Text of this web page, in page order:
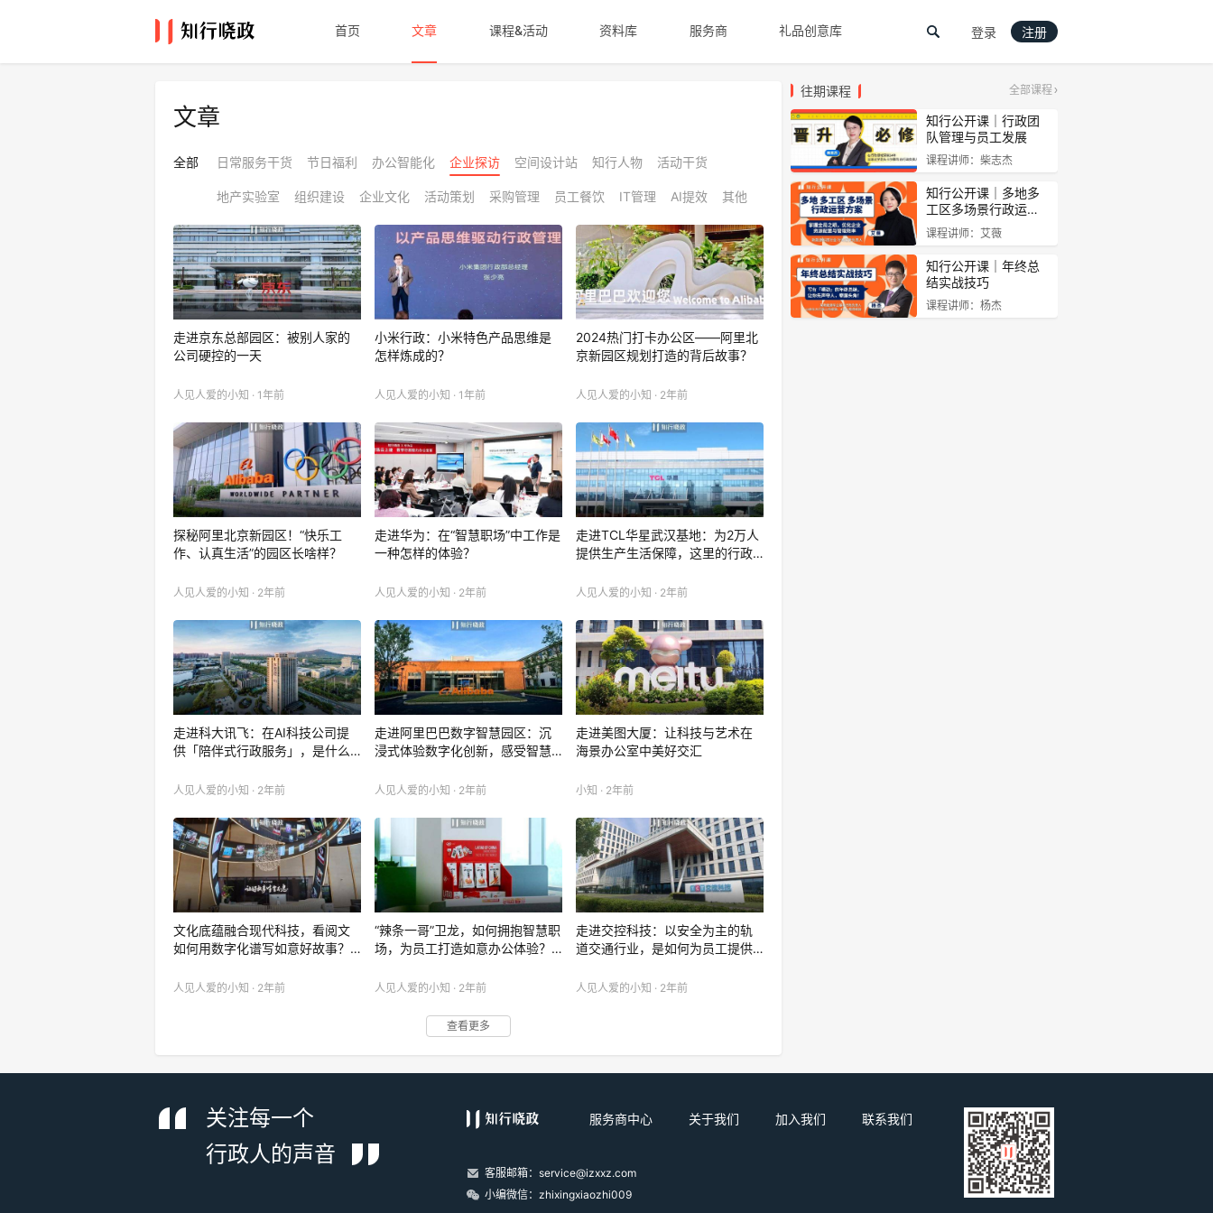
首页 文章 课程&活动 资料库 服务商 礼品创意库 登录 注册
文章
全部 日常服务干货 节日福利 办公智能化 企业探访 空间设计站 知行人物 活动干货
地产实验室 组织建设 企业文化 活动策划 采购管理 员工餐饮 IT管理 AI提效 其他
走进京东总部园区：被别人家的
公司硬控的一天
人见人爱的小知 · 1年前
小米行政：小米特色产品思维是
怎样炼成的？
人见人爱的小知 · 1年前
2024热门打卡办公区——阿里北
京新园区规划打造的背后故事？
人见人爱的小知 · 2年前
探秘阿里北京新园区！“快乐工
作、认真生活”的园区长啥样？
人见人爱的小知 · 2年前
走进华为：在“智慧职场”中工作是
一种怎样的体验？
人见人爱的小知 · 2年前
​走进TCL华星武汉基地：为2万人
提供生产生活保障，这里的行政…
人见人爱的小知 · 2年前
走进科大讯飞：在AI科技公司提
供「陪伴式行政服务」，是什么…
人见人爱的小知 · 2年前
走进阿里巴巴数字智慧园区：沉
浸式体验数字化创新，感受智慧…
人见人爱的小知 · 2年前
走进美图大厦：让科技与艺术在
海景办公室中美好交汇
小知 · 2年前
文化底蕴融合现代科技，看阅文
如何用数字化谱写如意好故事？…
人见人爱的小知 · 2年前
“辣条一哥”卫龙，如何拥抱智慧职
场，为员工打造如意办公体验？…
人见人爱的小知 · 2年前
走进交控科技：以安全为主的轨
道交通行业，是如何为员工提供…
人见人爱的小知 · 2年前
查看更多
往期课程 全部课程
知行公开课｜行政团
队管理与员工发展
课程讲师：柴志杰
知行公开课｜多地多
工区多场景行政运…
课程讲师：艾薇
知行公开课｜年终总
结实战技巧
课程讲师：杨杰
关注每一个
行政人的声音
服务商中心 关于我们 加入我们 联系我们
客服邮箱：service@izxxz.com
小编微信：zhixingxiaozhi009